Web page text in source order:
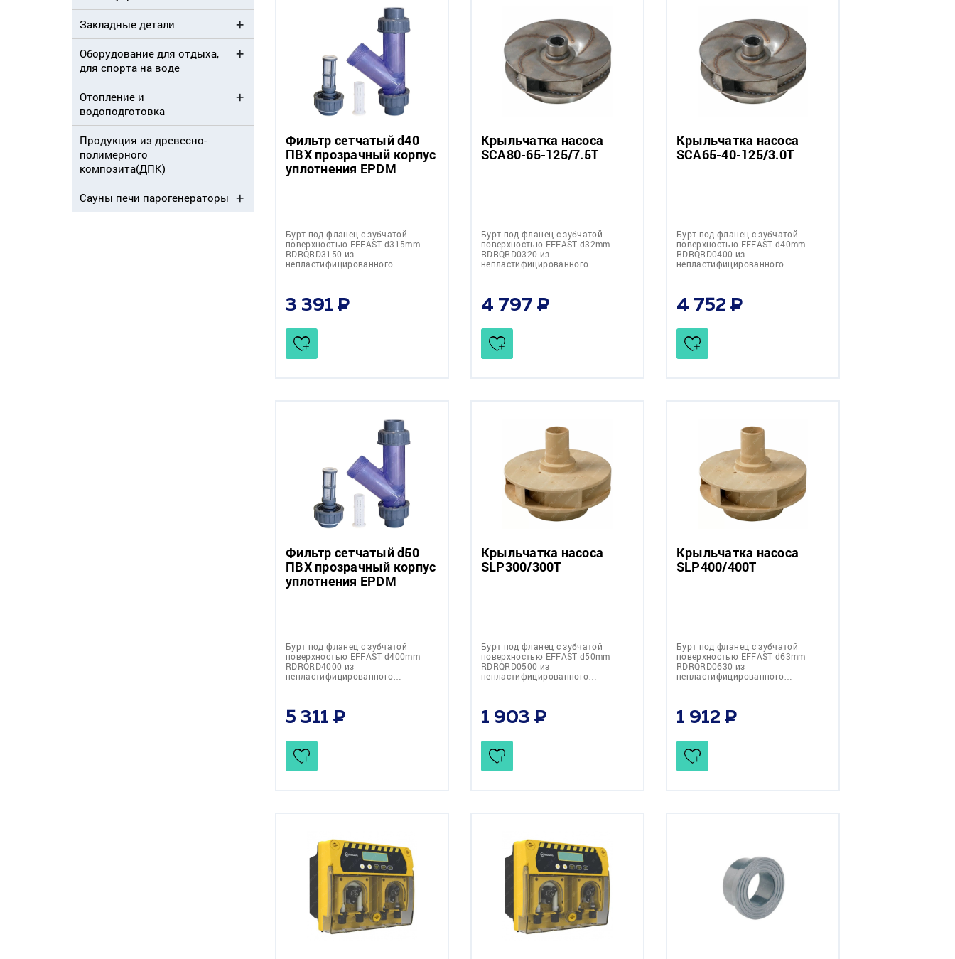
Закладные детали
Оборудование для отдыха,
для спорта на воде
Отопление и
водоподготовка
Продукция из древесно-
полимерного
композита(ДПК)
Сауны печи парогенераторы
Фильтр сетчатый d40
ПВХ прозрачный корпус
уплотнения EPDM
Бурт под фланец с зубчатой
поверхностью EFFAST d315mm
RDRQRD3150 из
непластифицированного…
3 391
Крыльчатка насоса
SCA80-65-125/7.5T
Бурт под фланец с зубчатой
поверхностью EFFAST d32mm
RDRQRD0320 из
непластифицированного…
4 797
Крыльчатка насоса
SCA65-40-125/3.0T
Бурт под фланец с зубчатой
поверхностью EFFAST d40mm
RDRQRD0400 из
непластифицированного…
4 752
Фильтр сетчатый d50
ПВХ прозрачный корпус
уплотнения EPDM
Бурт под фланец с зубчатой
поверхностью EFFAST d400mm
RDRQRD4000 из
непластифицированного…
5 311
Крыльчатка насоса
SLP300/300Т
Бурт под фланец с зубчатой
поверхностью EFFAST d50mm
RDRQRD0500 из
непластифицированного…
1 903
Крыльчатка насоса
SLP400/400Т
Бурт под фланец с зубчатой
поверхностью EFFAST d63mm
RDRQRD0630 из
непластифицированного…
1 912